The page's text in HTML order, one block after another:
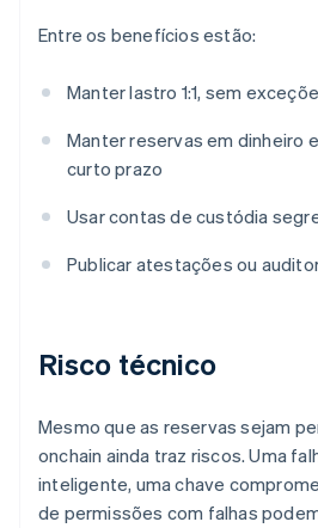
Entre os benefícios estão:
Manter lastro 1:1, sem
Manter reservas em dinheiro
curto prazo
Usar contas de custódia
Publicar atestações ou
Risco técnico
Mesmo que as reservas sejam
onchain ainda traz riscos. Uma
inteligente, uma chave
de permissões com falhas